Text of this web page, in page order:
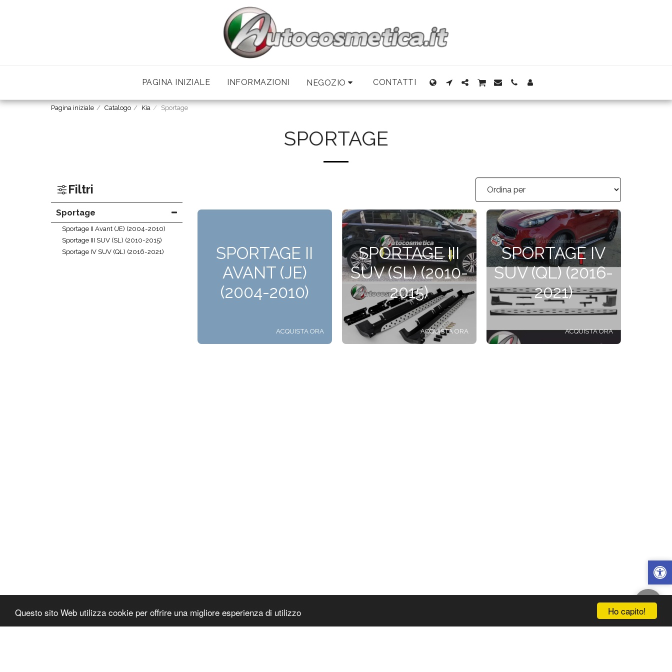
Ho capito!
Questo sito Web utilizza cookie per offrire una migliore esperienza di utilizzo
PAGINA INIZIALE INFORMAZIONI NEGOZIO CONTATTI
Pagina iniziale Catalogo Kia Sportage
SPORTAGE
Filtri
Sportage
Sportage II Avant (JE) (2004-2010)
Sportage III SUV (SL) (2010-2015)
Sportage IV SUV (QL) (2016-2021)
SPORTAGE II
AVANT (JE)
(2004-2010)
ACQUISTA ORA
SPORTAGE III
SUV (SL) (2010-
2015)
ACQUISTA ORA
SPORTAGE IV
SUV (QL) (2016-
2021)
ACQUISTA ORA
Autocosmetica PAGINA INIZIALE INFORMAZIONI NEGOZIO CONTATTI